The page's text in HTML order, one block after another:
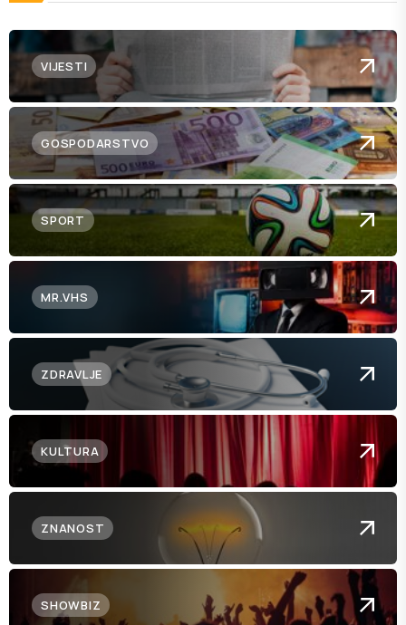
VIJESTI
GOSPODARSTVO
SPORT
MR.VHS
ZDRAVLJE
KULTURA
ZNANOST
SHOWBIZ